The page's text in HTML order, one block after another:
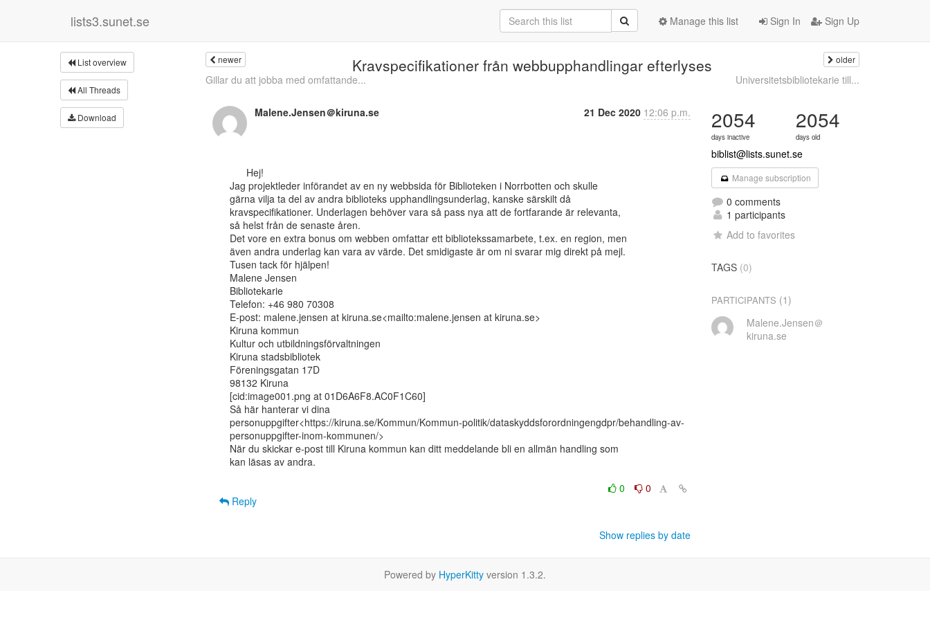
lists3.sunet.se Sign In Sign Up
Manage this list
List overview
All Threads
Download
newer Kravspecifikationer från webbupphandlingar efterlyses older
Gillar du att jobba med omfattande... Universitetsbibliotekarie till...
Malene.Jensen＠kiruna.se 21 Dec 2020 12:06 p.m.
Jag projektleder införandet av en ny webbsida för Biblioteken i Norrbotten och skulle
gärna vilja ta del av andra biblioteks upphandlingsunderlag, kanske särskilt då
kravspecifikationer. Underlagen behöver vara så pass nya att de fortfarande är relevanta,
så helst från de senaste åren.
Det vore en extra bonus om webben omfattar ett bibliotekssamarbete, t.ex. en region, men
även andra underlag kan vara av värde. Det smidigaste är om ni svarar mig direkt på mejl.
Tusen tack för hjälpen!
Malene Jensen
Bibliotekarie
Telefon: +46 980 70308
E-post: malene.jensen at kiruna.se<mailto:malene.jensen at kiruna.se>
Kiruna kommun
Kultur och utbildningsförvaltningen
Kiruna stadsbibliotek
Föreningsgatan 17D
98132 Kiruna
[cid:image001.png at 01D6A6F8.AC0F1C60]
Så här hanterar vi dina
personuppgifter<https://kiruna.se/Kommun/Kommun-politik/dataskyddsforordningengdpr/behandling-av-
personuppgifter-inom-kommunen/>
När du skickar e-post till Kiruna kommun kan ditt meddelande bli en allmän handling som
kan läsas av andra.
0
0
Reply
Show replies by date
2054
days inactive
2054
days old
biblist@lists.sunet.se
Manage subscription
0 comments
1 participants
Add to favorites
TAGS (0)
PARTICIPANTS (1)
Malene.Jensen＠
kiruna.se
Powered by HyperKitty version 1.3.2.